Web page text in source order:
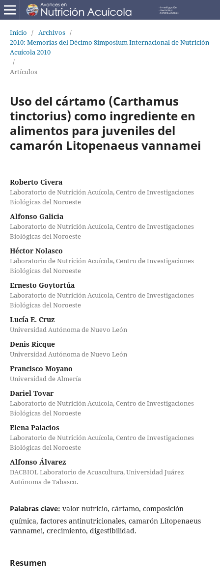
Inicio / Archivos /
2010: Memorias del Décimo Simposium Internacional de Nutrición
Acuícola 2010
/
Artículos
Uso del cártamo (Carthamus
tinctorius) como ingrediente en
alimentos para juveniles del
camarón Litopenaeus vannamei
Roberto Civera
Laboratorio de Nutrición Acuícola, Centro de Investigaciones
Biológicas del Noroeste
Alfonso Galicia
Laboratorio de Nutrición Acuícola, Centro de Investigaciones
Biológicas del Noroeste
Héctor Nolasco
Laboratorio de Nutrición Acuícola, Centro de Investigaciones
Biológicas del Noroeste
Ernesto Goytortúa
Laboratorio de Nutrición Acuícola, Centro de Investigaciones
Biológicas del Noroeste
Lucía E. Cruz
Universidad Autónoma de Nuevo León
Denis Ricque
Universidad Autónoma de Nuevo León
Francisco Moyano
Universidad de Almería
Dariel Tovar
Laboratorio de Nutrición Acuícola, Centro de Investigaciones
Biológicas del Noroeste
Elena Palacios
Laboratorio de Nutrición Acuícola, Centro de Investigaciones
Biológicas del Noroeste
Alfonso Álvarez
DACBIOL Laboratorio de Acuacultura, Universidad Juárez
Autónoma de Tabasco.
Palabras clave: valor nutricio, cártamo, composición
química, factores antinutricionales, camarón Litopenaeus
vannamei, crecimiento, digestibilidad.
Resumen